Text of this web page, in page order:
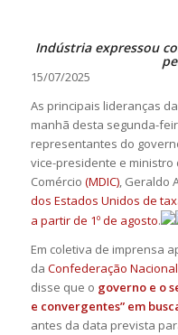
Indústria expressou
15/07/2025
As principais lideranças
manhã desta segunda-
representantes do
vice-presidente e
Comércio (MDIC), Geraldo
dos Estados Unidos de
a partir de 1º de agosto.
Em coletiva de imprensa
da Confederação
disse que o governo e o
e convergentes” em
antes da data prevista